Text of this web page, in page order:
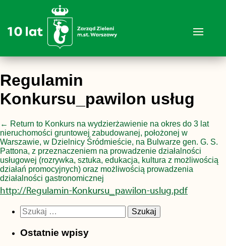
Regulamin
Konkursu_pawilon usług
← Return to Konkurs na wydzierżawienie na okres do 3 lat
nieruchomości gruntowej zabudowanej, położonej w
Warszawie, w Dzielnicy Śródmieście, na Bulwarze gen. G. S.
Pattona, z przeznaczeniem na prowadzenie działalności
usługowej (rozrywka, sztuka, edukacja, kultura z możliwością
działań promocyjnych) oraz możliwością prowadzenia
działalności gastronomicznej
http://Regulamin-Konkursu_pawilon-uslug.pdf
Szukaj:
Ostatnie wpisy